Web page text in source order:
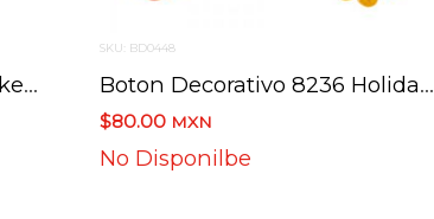
Boton Decorativo 7718 Mickey And Minnie Disney
SKU: BD0448
Boton Decorativo 8236 Holiday Heads Disney
$80.00 MXN
No Disponilbe